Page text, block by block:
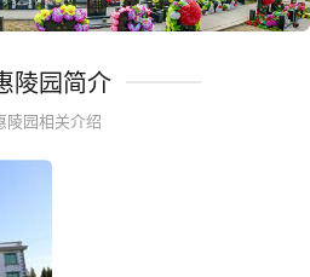
陵园简介
陵园相关介绍